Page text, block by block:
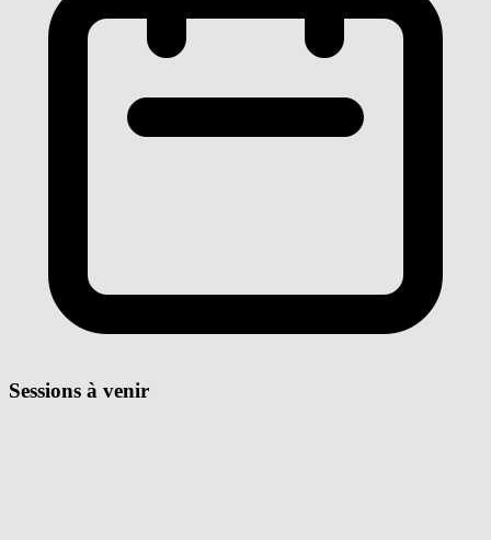
Sessions à venir